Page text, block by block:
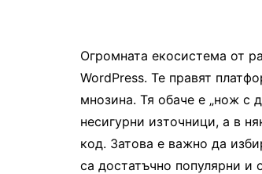
Огромната екосистема от
WordPress. Те правят
мнозина. Тя обаче е „нож с
несигурни източници, а в
код. Затова е важно да
са достатъчно популярни и